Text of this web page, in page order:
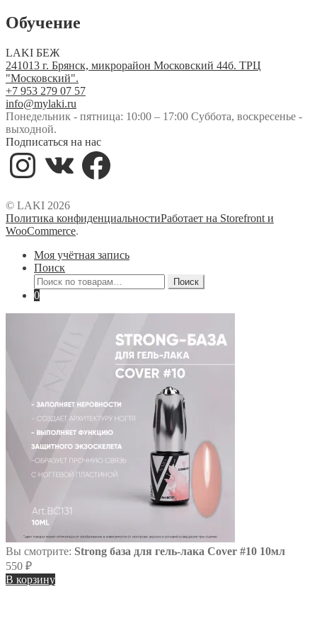
Обучение
LAKI БЕЖ
241013 г. Брянск, микрорайон Московский 44б. ТРЦ
"Московский".
+7 953 279 07 57
info@mylaki.ru
Понедельник - пятница: 10:00 – 17:00 Суббота, воскресенье -
выходной.
Подписаться на нас
Instagram
Facebook
© LAKI 2026
Политика конфиденциальностиРаботает на Storefront и
WooCommerce.
Моя учётная запись
Поиск
Искать:
Поиск
0
Вы смотрите: Strong база для гель-лака Cover #10 10мл
550 ₽
В корзину